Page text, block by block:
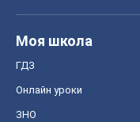
Моя школа
ГДЗ
Онлайн уроки
ЗНО